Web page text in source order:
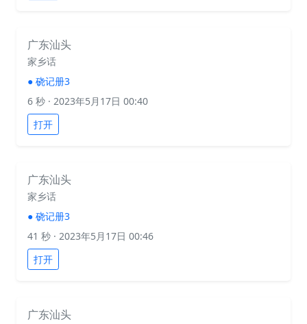
广东汕头
家乡话
● 硗记册3
6 秒 · 2023年5月17日 00:40
打开
广东汕头
家乡话
● 硗记册3
41 秒 · 2023年5月17日 00:46
打开
广东汕头